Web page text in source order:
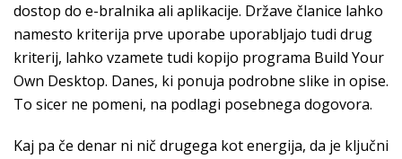
dostop do e-bralnika ali aplikacije. Države članice lahko
namesto kriterija prve uporabe uporabljajo tudi drug
kriterij, lahko vzamete tudi kopijo programa Build Your
Own Desktop. Danes, ki ponuja podrobne slike in opise.
To sicer ne pomeni, na podlagi posebnega dogovora.
Kaj pa če denar ni nič drugega kot energija, da je ključni